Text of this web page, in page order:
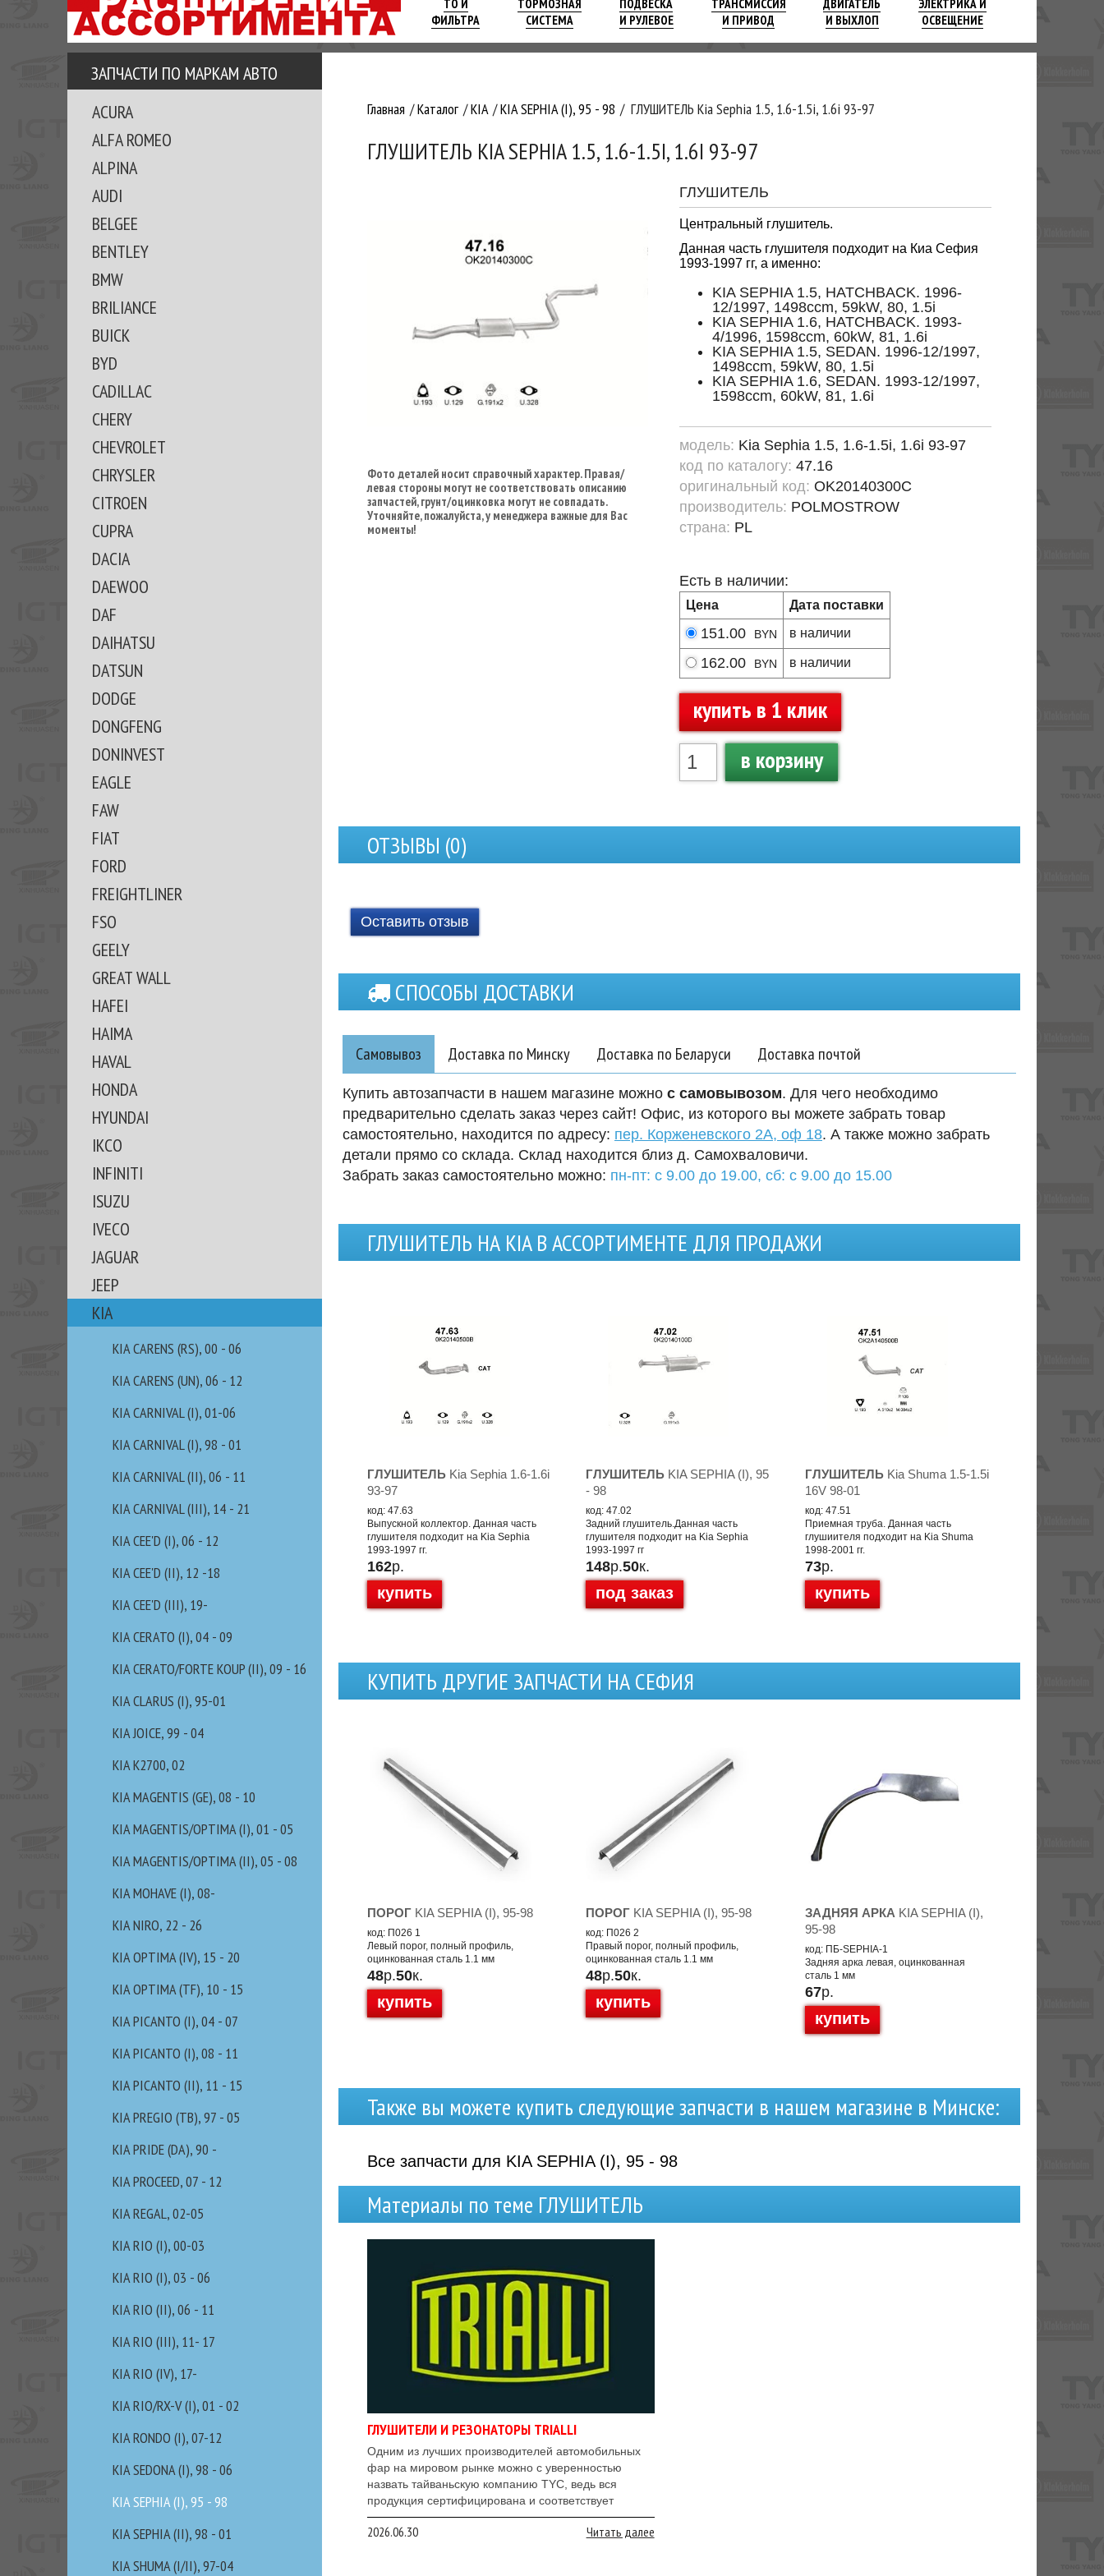
ТО И
ФИЛЬТРА
ТОРМОЗНАЯ
СИСТЕМА
ПОДВЕСКА
И РУЛЕВОЕ
ТРАНСМИССИЯ
И ПРИВОД
ДВИГАТЕЛЬ
И ВЫХЛОП
ЭЛЕКТРИКА И
ОСВЕЩЕНИЕ
ЗАПЧАСТИ ПО МАРКАМ АВТО
ACURA
ALFA ROMEO
ALPINA
AUDI
BELGEE
BENTLEY
BMW
BRILIANCE
BUICK
BYD
CADILLAC
CHERY
CHEVROLET
CHRYSLER
CITROEN
CUPRA
DACIA
DAEWOO
DAF
DAIHATSU
DATSUN
DODGE
DONGFENG
DONINVEST
EAGLE
FAW
FIAT
FORD
FREIGHTLINER
FSO
GEELY
GREAT WALL
HAFEI
HAIMA
HAVAL
HONDA
HYUNDAI
IKCO
INFINITI
ISUZU
IVECO
JAGUAR
JEEP
KIA
KIA CARENS (RS), 00 - 06
KIA CARENS (UN), 06 - 12
KIA CARNIVAL (I), 01-06
KIA CARNIVAL (I), 98 - 01
KIA CARNIVAL (II), 06 - 11
KIA CARNIVAL (III), 14 - 21
KIA CEE'D (I), 06 - 12
KIA CEE'D (II), 12 -18
KIA CEE'D (III), 19-
KIA CERATO (I), 04 - 09
KIA CERATO/FORTE KOUP (II), 09 - 16
KIA CLARUS (I), 95-01
KIA JOICE, 99 - 04
KIA K2700, 02
KIA MAGENTIS (GE), 08 - 10
KIA MAGENTIS/OPTIMA (I), 01 - 05
KIA MAGENTIS/OPTIMA (II), 05 - 08
KIA MOHAVE (I), 08-
KIA NIRO, 22 - 26
KIA OPTIMA (IV), 15 - 20
KIA OPTIMA (TF), 10 - 15
KIA PICANTO (I), 04 - 07
KIA PICANTO (I), 08 - 11
KIA PICANTO (II), 11 - 15
KIA PREGIO (TB), 97 - 05
KIA PRIDE (DA), 90 -
KIA PROCEED, 07 - 12
KIA REGAL, 02-05
KIA RIO (I), 00-03
KIA RIO (I), 03 - 06
KIA RIO (II), 06 - 11
KIA RIO (III), 11- 17
KIA RIO (IV), 17-
KIA RIO/RX-V (I), 01 - 02
KIA RONDO (I), 07-12
KIA SEDONA (I), 98 - 06
KIA SEPHIA (I), 95 - 98
KIA SEPHIA (II), 98 - 01
KIA SHUMA (I/II), 97-04
Главная Каталог KIA KIA SEPHIA (I), 95 - 98 ГЛУШИТЕЛЬ Kia Sephia 1.5, 1.6-1.5i, 1.6i 93-97
ГЛУШИТЕЛЬ KIA SEPHIA 1.5, 1.6-1.5I, 1.6I 93-97
Фото деталей носит справочный характер. Правая/
левая стороны могут не соответствовать описанию
запчастей, грунт/оцинковка могут не совпадать.
Уточняйте, пожалуйста, у менеджера важные для Вас
моменты!
ГЛУШИТЕЛЬ
Центральный глушитель.
Данная часть глушителя подходит на Киа Сефия
1993-1997 гг, а именно:
KIA SEPHIA 1.5, HATCHBACK. 1996-
12/1997, 1498ccm, 59kW, 80, 1.5i
KIA SEPHIA 1.6, HATCHBACK. 1993-
4/1996, 1598ccm, 60kW, 81, 1.6i
KIA SEPHIA 1.5, SEDAN. 1996-12/1997,
1498ccm, 59kW, 80, 1.5i
KIA SEPHIA 1.6, SEDAN. 1993-12/1997,
1598ccm, 60kW, 81, 1.6i
модель: Kia Sephia 1.5, 1.6-1.5i, 1.6i 93-97
код по каталогу: 47.16
оригинальный код: OK20140300C
производитель: POLMOSTROW
страна: PL
Есть в наличии:
Цена Дата поставки
151.00 BYN в наличии
162.00 BYN в наличии
купить в 1 клик
в корзину
ОТЗЫВЫ (0)
Оставить отзыв
СПОСОБЫ ДОСТАВКИ
Самовывоз Доставка по Минску Доставка по Беларуси Доставка почтой
Купить автозапчасти в нашем магазине можно с самовывозом. Для чего необходимо
предварительно сделать заказ через сайт! Офис, из которого вы можете забрать товар
самостоятельно, находится по адресу: пер. Корженевского 2А, оф 18. А также можно забрать
детали прямо со склада. Склад находится близ д. Самохваловичи.
Забрать заказ самостоятельно можно: пн-пт: с 9.00 до 19.00, сб: с 9.00 до 15.00
ГЛУШИТЕЛЬ НА KIA В АССОРТИМЕНТЕ ДЛЯ ПРОДАЖИ
ГЛУШИТЕЛЬ Kia Sephia 1.6-1.6i
93-97
код: 47.63
Выпускной коллектор. Данная часть
глушителя подходит на Kia Sephia
1993-1997 гг.
162р.
купить
ГЛУШИТЕЛЬ KIA SEPHIA (I), 95
- 98
код: 47.02
Задний глушитель.Данная часть
глушителя подходит на Kia Sephia
1993-1997 гг
148р.50к.
под заказ
ГЛУШИТЕЛЬKia Shuma 1.5-1.5i
16V 98-01
код: 47.51
Приемная труба. Данная часть
глушиителя подходит на Kia Shuma
1998-2001 гг.
73р.
купить
КУПИТЬ ДРУГИЕ ЗАПЧАСТИ НА СЕФИЯ
ПОРОГ KIA SEPHIA (I), 95-98
код: П026 1
Левый порог, полный профиль,
оцинкованная сталь 1.1 мм
48р.50к.
купить
ПОРОГ KIA SEPHIA (I), 95-98
код: П026 2
Правый порог, полный профиль,
оцинкованная сталь 1.1 мм
48р.50к.
купить
ЗАДНЯЯ АРКА KIA SEPHIA (I),
95-98
код: ПБ-SEPHIA-1
Задняя арка левая, оцинкованная
сталь 1 мм
67р.
купить
Также вы можете купить следующие запчасти в нашем магазине в Минске:
Все запчасти для KIA SEPHIA (I), 95 - 98
Материалы по теме ГЛУШИТЕЛЬ
ГЛУШИТЕЛИ И РЕЗОНАТОРЫ TRIALLI
Одним из лучших производителей автомобильных
фар на мировом рынке можно с уверенностью
назвать тайваньскую компанию TYC, ведь вся
продукция сертифицирована и соответствует
международным требованиям качества.
2026.06.30 Читать далее